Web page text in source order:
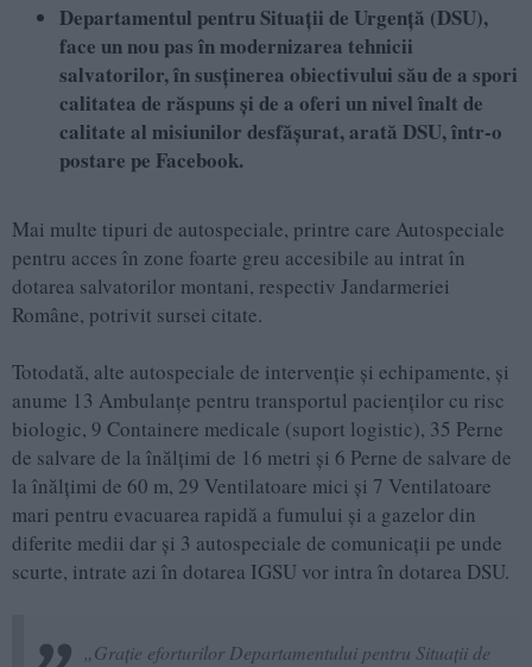
Departamentul pentru Situații de Urgență (DSU),
face un nou pas în modernizarea tehnicii
salvatorilor, în susținerea obiectivului său de a spori
calitatea de răspuns și de a oferi un nivel înalt de
calitate al misiunilor desfășurat, arată DSU, într-o
postare pe Facebook.
Mai multe tipuri de autospeciale, printre care Autospeciale
pentru acces în zone foarte greu accesibile au intrat în
dotarea salvatorilor montani, respectiv Jandarmeriei
Române, potrivit sursei citate.
Totodată, alte autospeciale de intervenție și echipamente, și
anume 13 Ambulanțe pentru transportul pacienților cu risc
biologic, 9 Containere medicale (suport logistic), 35 Perne
de salvare de la înălțimi de 16 metri și 6 Perne de salvare de
la înălțimi de 60 m, 29 Ventilatoare mici și 7 Ventilatoare
mari pentru evacuarea rapidă a fumului și a gazelor din
diferite medii dar și 3 autospeciale de comunicații pe unde
scurte, intrate azi în dotarea IGSU vor intra în dotarea DSU.
„Grație eforturilor Departamentului pentru Situații de